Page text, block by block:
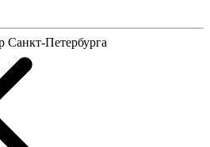
Санкт-Петербурга